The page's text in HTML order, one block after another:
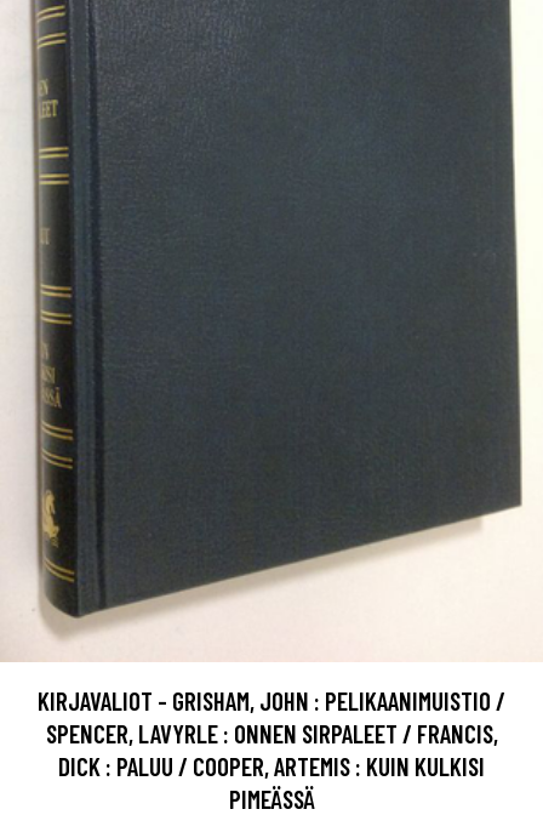
KIRJAVALIOT - GRISHAM, JOHN : PELIKAANIMUISTIO /
SPENCER, LAVYRLE : ONNEN SIRPALEET / FRANCIS,
DICK : PALUU / COOPER, ARTEMIS : KUIN KULKISI
PIMEÄSSÄ